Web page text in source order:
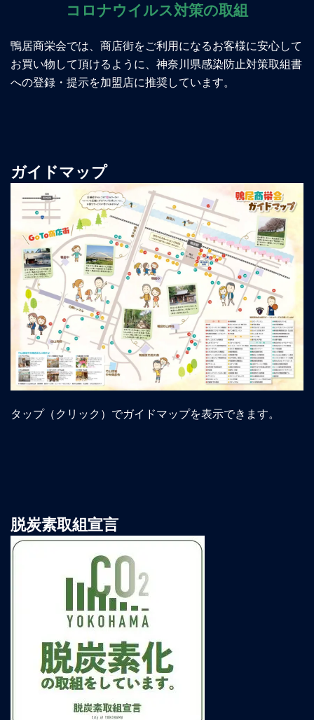
コロナウイルス対策の取組
鴨居商栄会では、商店街をご利用になるお客様に安心して
お買い物して頂けるように、神奈川県感染防止対策取組書
への登録・提示を加盟店に推奨しています。
ガイドマップ
タップ（クリック）でガイドマップを表示できます。
脱炭素取組宣言